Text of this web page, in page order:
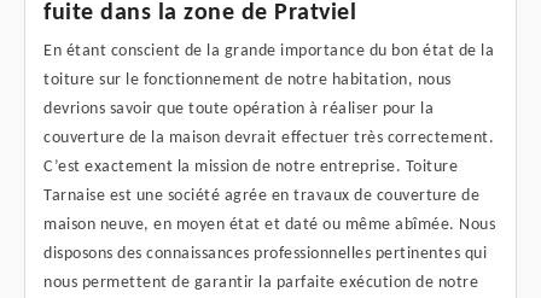
fuite dans la zone de Pratviel
En étant conscient de la grande importance du bon état de la
toiture sur le fonctionnement de notre habitation, nous
devrions savoir que toute opération à réaliser pour la
couverture de la maison devrait effectuer très correctement.
C’est exactement la mission de notre entreprise. Toiture
Tarnaise est une société agrée en travaux de couverture de
maison neuve, en moyen état et daté ou même abîmée. Nous
disposons des connaissances professionnelles pertinentes qui
nous permettent de garantir la parfaite exécution de notre